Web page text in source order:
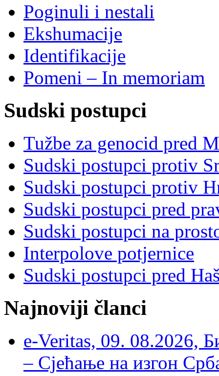
Poginuli i nestali
Ekshumacije
Identifikacije
Pomeni – In memoriam
Sudski postupci
Tužbe za genocid pred
Sudski postupci protiv
Sudski postupci protiv
Sudski postupci pred
Sudski postupci na
Interpolove potjernice
Sudski postupci pred
Najnoviji članci
e-Veritas, 09. 08.2026,
– Сјећање на изгон